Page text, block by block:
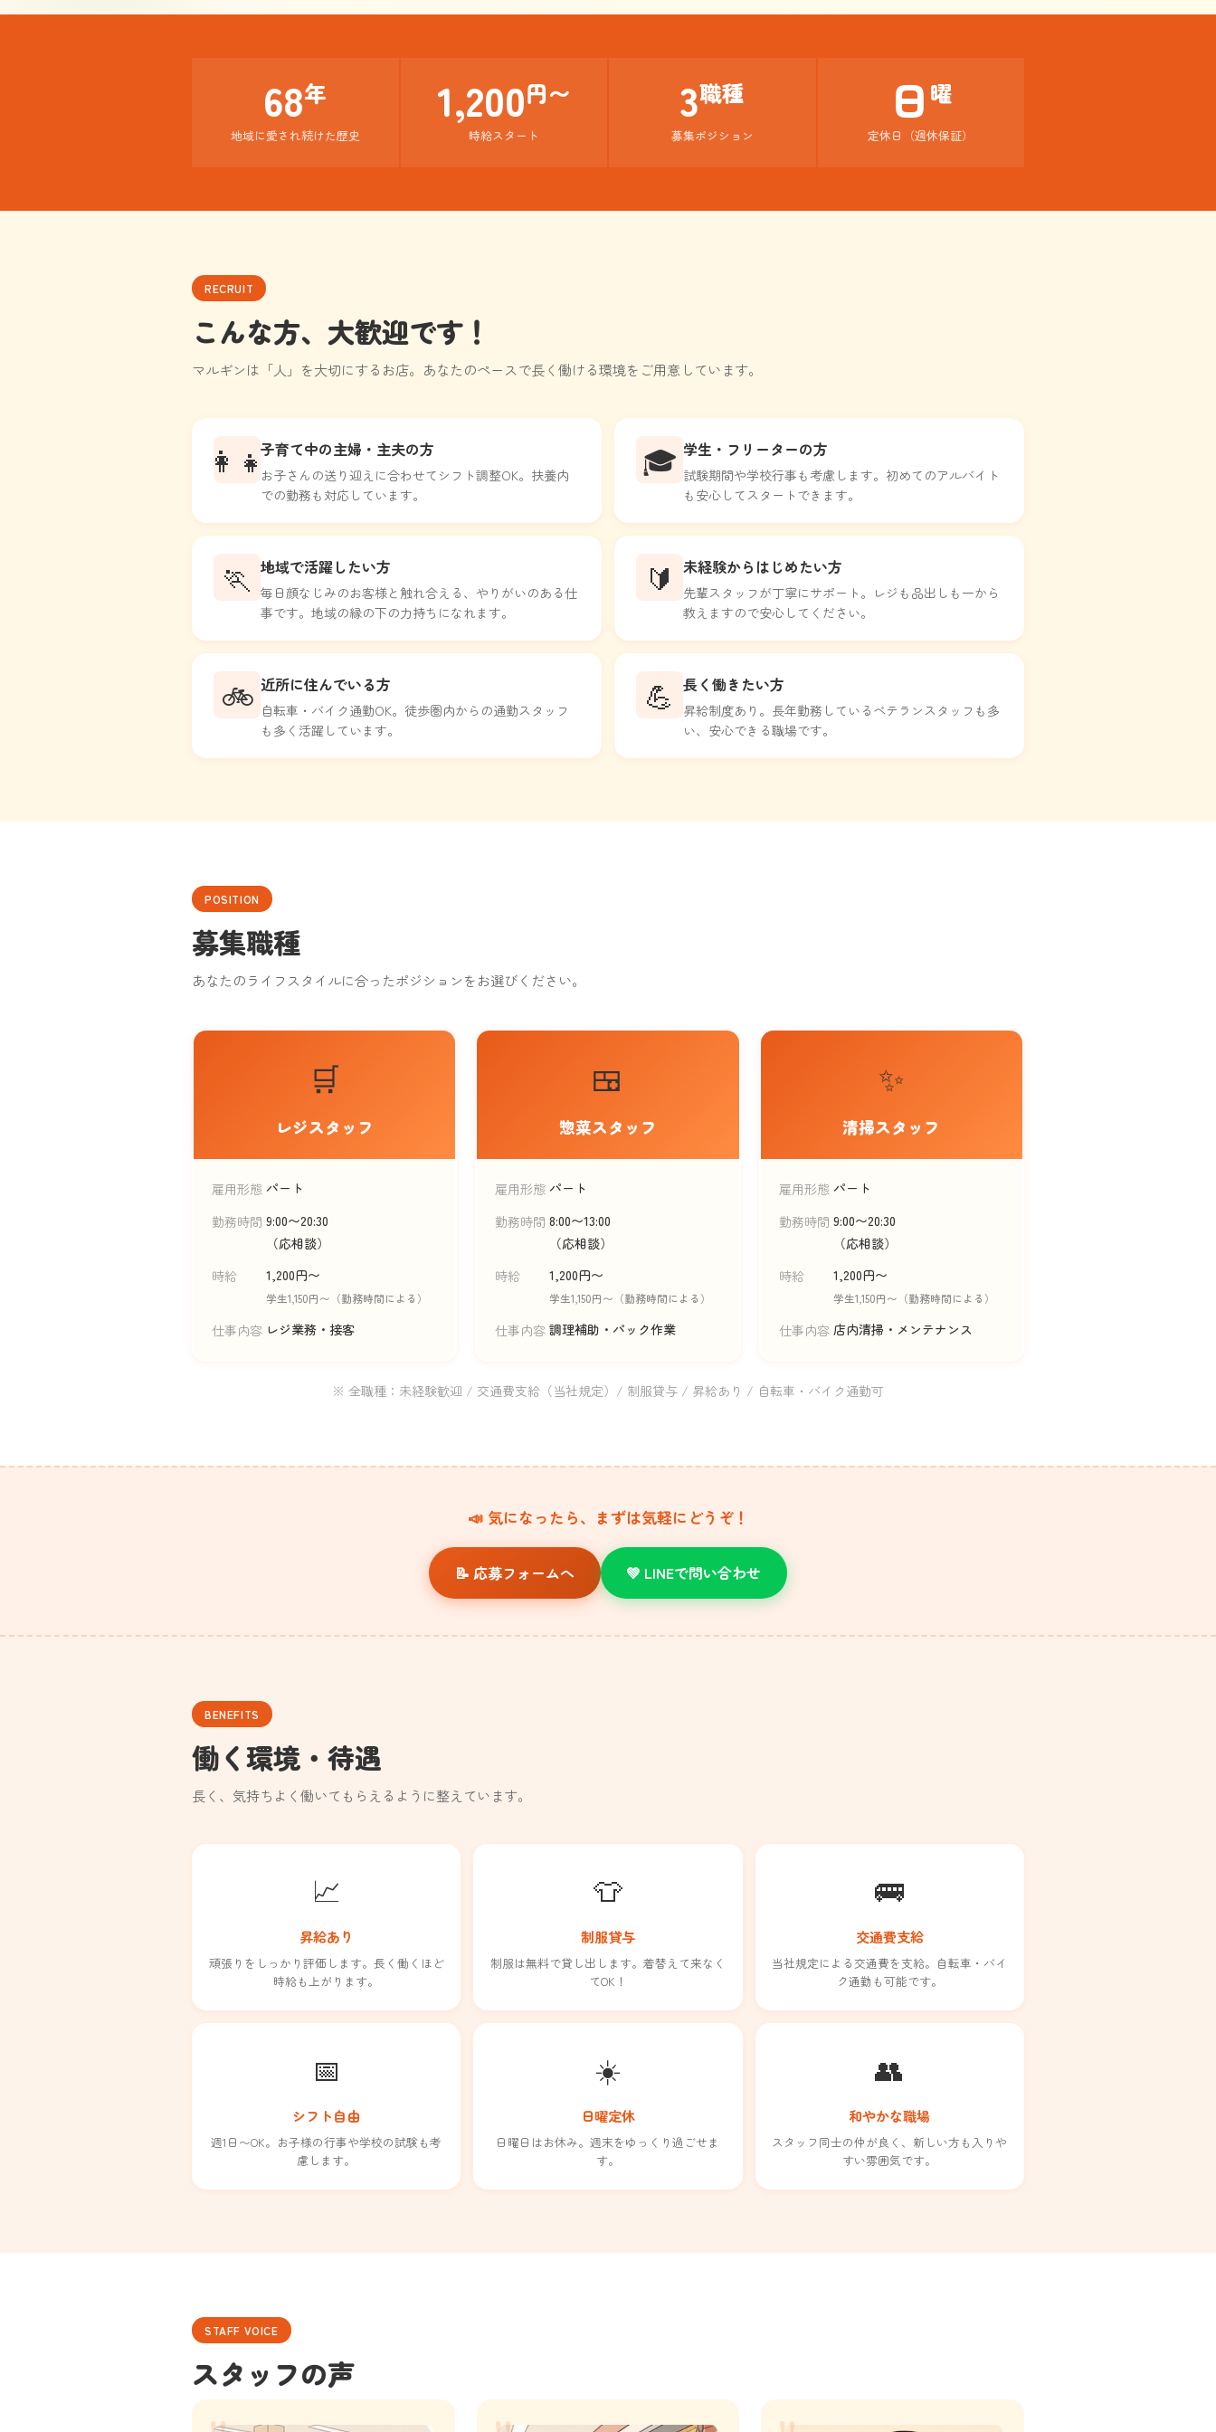
68年
地域に愛され続けた歴史
1,200円〜
時給スタート
3職種
募集ポジション
日 曜
定休日（週休保証）
RECRUIT
こんな方、大歓迎です！
マルギンは「人」を大切にするお店。あなたのペースで長く働ける環境をご用意しています。
👩‍👧子育て中の主婦・主夫の方
お子さんの送り迎えに合わせてシフト調整OK。扶養内
での勤務も対応しています。
🎓 学生・フリーターの方
試験期間や学校行事も考慮します。初めてのアルバイト
も安心してスタートできます。
🏃 地域で活躍したい方
毎日顔なじみのお客様と触れ合える、やりがいのある仕
事です。地域の縁の下の力持ちになれます。
🔰 未経験からはじめたい方
先輩スタッフが丁寧にサポート。レジも品出しも一から
教えますので安心してください。
🚲 近所に住んでいる方
自転車・バイク通勤OK。徒歩圏内からの通勤スタッフ
も多く活躍しています。
💪 長く働きたい方
昇給制度あり。長年勤務しているベテランスタッフも多
い、安心できる職場です。
POSITION
募集職種
あなたのライフスタイルに合ったポジションをお選びください。
🛒
レジスタッフ
雇用形態 パート
勤務時間 9:00〜20:30
（応相談）
時給
1,200円〜
学生1,150円〜（勤務時間による）
仕事内容 レジ業務・接客
🍱
惣菜スタッフ
雇用形態 パート
勤務時間 8:00〜13:00
（応相談）
時給
1,200円〜
学生1,150円〜（勤務時間による）
仕事内容 調理補助・パック作業
✨
清掃スタッフ
雇用形態 パート
勤務時間 9:00〜20:30
（応相談）
時給
1,200円〜
学生1,150円〜（勤務時間による）
仕事内容 店内清掃・メンテナンス
※ 全職種：未経験歓迎 / 交通費支給（当社規定）/ 制服貸与 / 昇給あり / 自転車・バイク通勤可
📣 気になったら、まずは気軽にどうぞ！
📝 応募フォームへ 💚 LINEで問い合わせ
BENEFITS
働く環境・待遇
長く、気持ちよく働いてもらえるように整えています。
📈
昇給あり
頑張りをしっかり評価します。長く働くほど
時給も上がります。
👕
制服貸与
制服は無料で貸し出します。着替えて来なく
てOK！
🚌
交通費支給
当社規定による交通費を支給。自転車・バイ
ク通勤も可能です。
📅
シフト自由
週1日〜OK。お子様の行事や学校の試験も考
慮します。
☀️
日曜定休
日曜日はお休み。週末をゆっくり過ごせま
す。
👥
和やかな職場
スタッフ同士の仲が良く、新しい方も入りや
すい雰囲気です。
STAFF VOICE
スタッフの声